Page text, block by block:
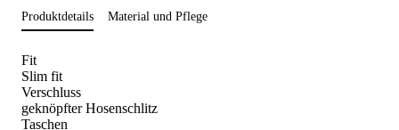
Produktdetails Material und Pflege
Fit
Slim fit
Verschluss
geknöpfter Hosenschlitz
Taschen